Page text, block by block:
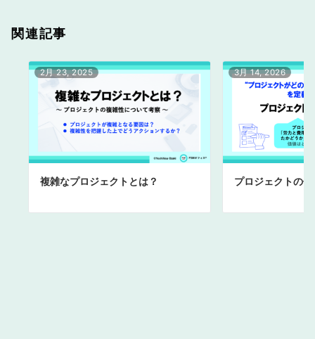
関連記事
2月 23, 2025
複雑なプロジェクトとは？
3月 14, 2026
プロジェクトの